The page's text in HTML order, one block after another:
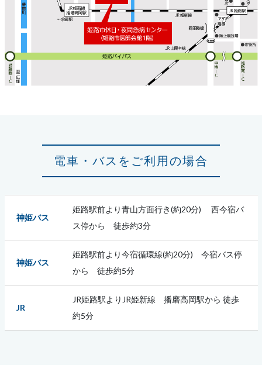
電車・バスをご利用の場合
神姫バス
姫路駅前より青山方面行き(約20分) 西今宿バ
ス停から 徒歩約3分
神姫バス
姫路駅前より今宿循環線(約20分) 今宿バス停
から 徒歩約5分
JR
JR姫路駅よりJR姫新線 播磨高岡駅から 徒歩
約5分